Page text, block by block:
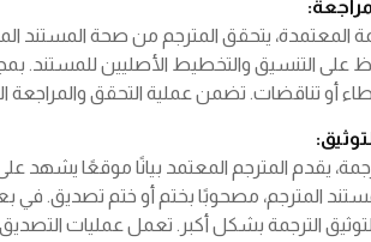
المعتمدة، يتحقق المترجم من صحة
على التنسيق والتخطيط الأصليين للمستند.
أو تناقضات. تضمن عملية التحقق والمراجعة
يقدم المترجم المعتمد بيانًا موقعًا يشهد على
المترجم، مصحوبًا بختم أو ختم تصديق.
الترجمة بشكل أكبر. تعمل عمليات